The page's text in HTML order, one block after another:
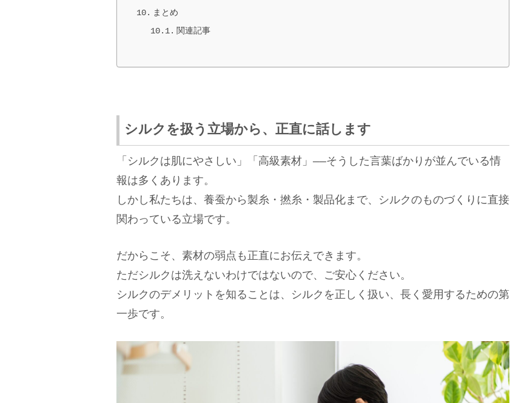
まとめ
関連記事
シルクを扱う立場から、正直に話します
「シルクは肌にやさしい」「高級素材」——そうした言葉ばかりが並んでいる情
報は多くあります。
しかし私たちは、養蚕から製糸・撚糸・製品化まで、シルクのものづくりに直接
関わっている立場です。
だからこそ、素材の弱点も正直にお伝えできます。
ただシルクは洗えないわけではないので、ご安心ください。
シルクのデメリットを知ることは、シルクを正しく扱い、長く愛用するための第
一歩です。